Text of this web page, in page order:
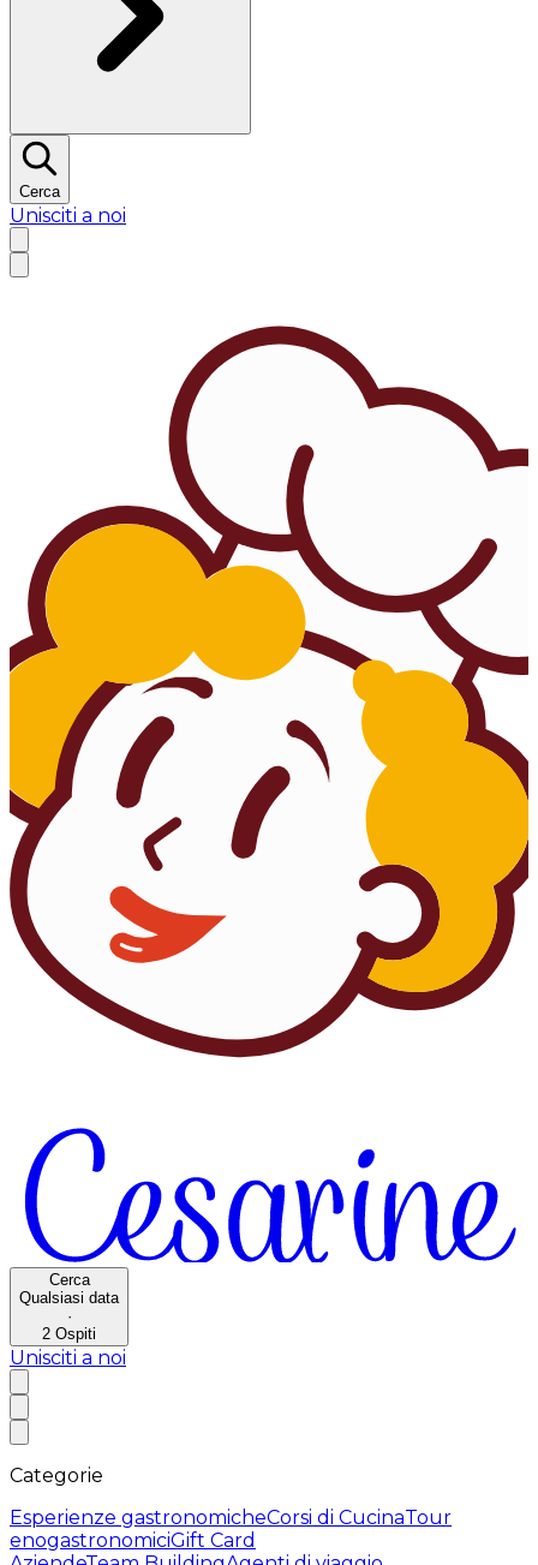
Cerca
Unisciti a noi
Cerca
Qualsiasi data
·
2 Ospiti
Unisciti a noi
Categorie
Esperienze gastronomicheCorsi di CucinaTour
enogastronomiciGift Card